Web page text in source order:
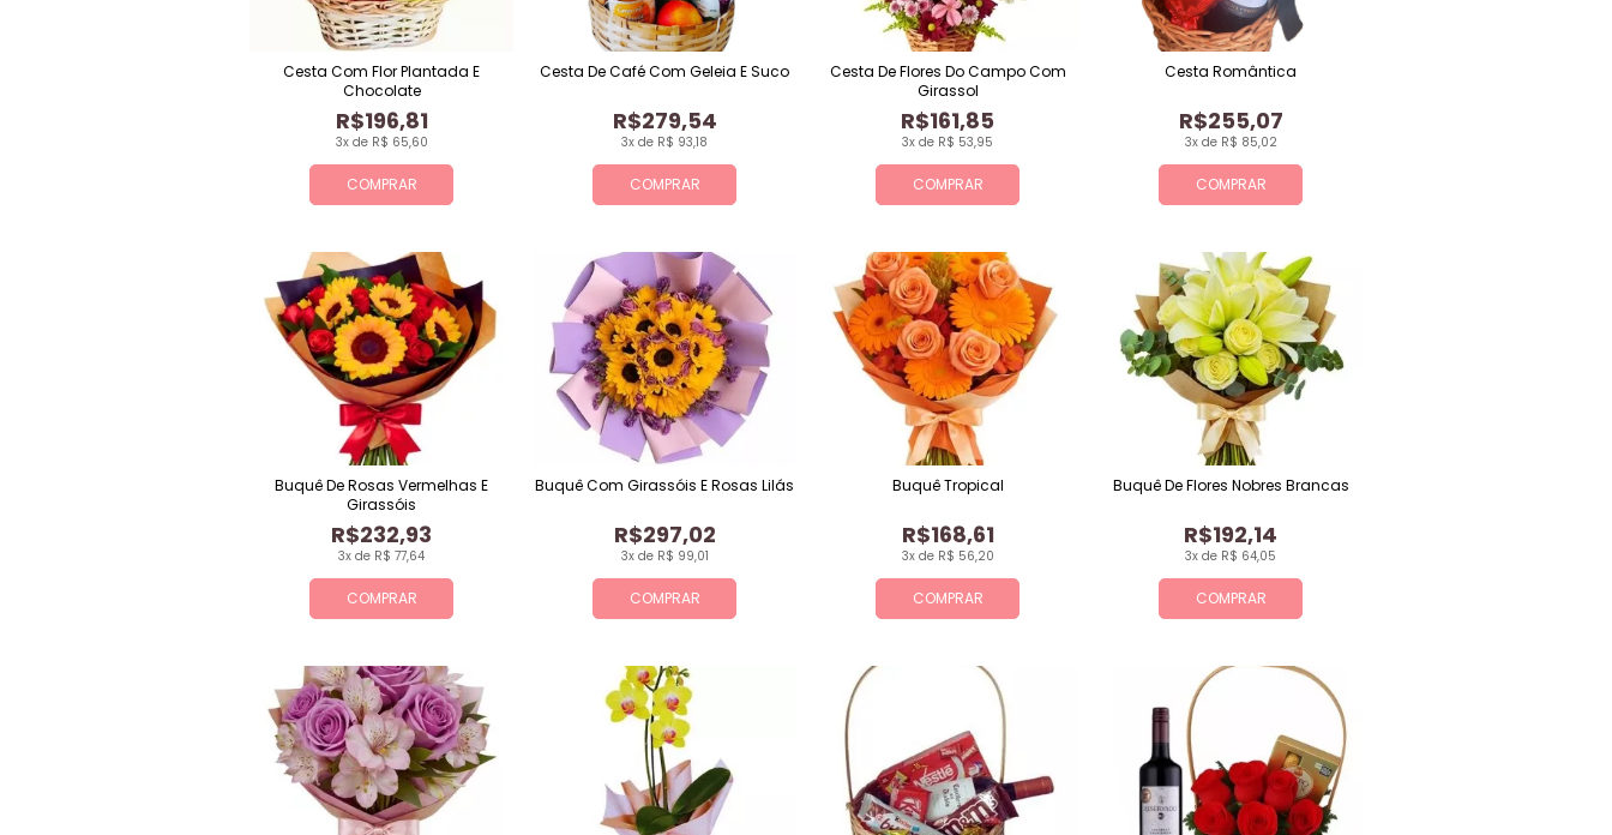
COMPRAR
3x de R$ 65,60
R$196,81
Cesta Com Flor Plantada E
Chocolate
COMPRAR
3x de R$ 93,18
R$279,54
Cesta De Café Com Geleia E Suco
COMPRAR
3x de R$ 53,95
R$161,85
Cesta De Flores Do Campo Com
Girassol
COMPRAR
3x de R$ 85,02
R$255,07
Cesta Romântica
COMPRAR
3x de R$ 77,64
R$232,93
Buquê De Rosas Vermelhas E
Girassóis
COMPRAR
3x de R$ 99,01
R$297,02
Buquê Com Girassóis E Rosas Lilás
COMPRAR
3x de R$ 56,20
R$168,61
Buquê Tropical
COMPRAR
3x de R$ 64,05
R$192,14
Buquê De Flores Nobres Brancas